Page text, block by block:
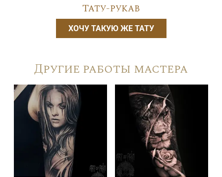
Тату-рукав
ХОЧУ ТАКУЮ ЖЕ ТАТУ
Другие работы мастера